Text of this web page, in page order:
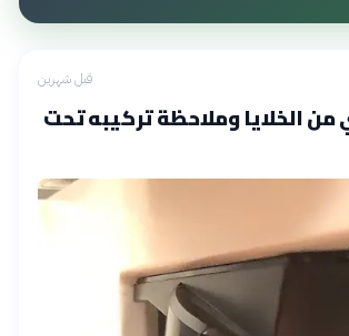
قبل شهرين
الخلايا وملاحظة تركيبه تحت